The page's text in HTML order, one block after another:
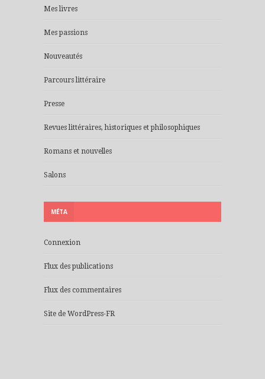
Mes livres
Mes passions
Nouveautés
Parcours littéraire
Presse
Revues littéraires, historiques et philosophiques
Romans et nouvelles
Salons
MÉTA
Connexion
Flux des publications
Flux des commentaires
Site de WordPress-FR